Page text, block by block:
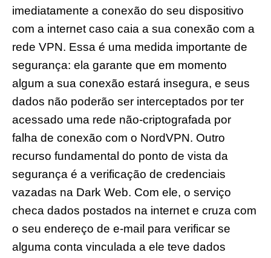
imediatamente a conexão do seu dispositivo
com a internet caso caia a sua conexão com a
rede VPN. Essa é uma medida importante de
segurança: ela garante que em momento
algum a sua conexão estará insegura, e seus
dados não poderão ser interceptados por ter
acessado uma rede não-criptografada por
falha de conexão com o NordVPN. Outro
recurso fundamental do ponto de vista da
segurança é a verificação de credenciais
vazadas na Dark Web. Com ele, o serviço
checa dados postados na internet e cruza com
o seu endereço de e-mail para verificar se
alguma conta vinculada a ele teve dados